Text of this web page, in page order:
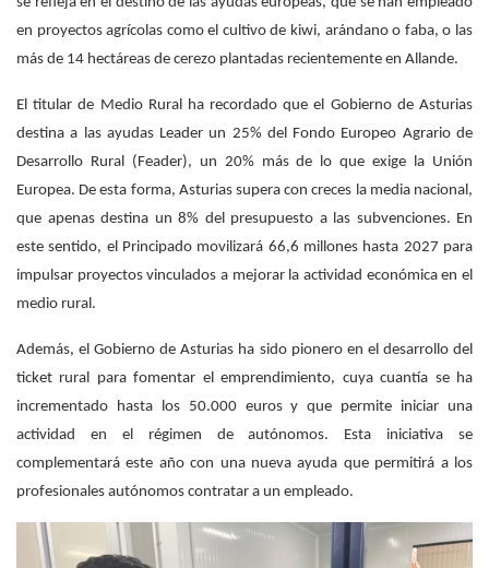
en proyectos agrícolas como el cultivo de kiwi, arándano o faba, o las
más de 14 hectáreas de cerezo plantadas recientemente en Allande.
El titular de Medio Rural ha recordado que el Gobierno de Asturias
destina a las ayudas Leader un 25% del Fondo Europeo Agrario de
Desarrollo Rural (Feader), un 20% más de lo que exige la Unión
Europea. De esta forma, Asturias supera con creces la media nacional,
que apenas destina un 8% del presupuesto a las subvenciones. En
este sentido, el Principado movilizará 66,6 millones hasta 2027 para
impulsar proyectos vinculados a mejorar la actividad económica en el
medio rural.
Además, el Gobierno de Asturias ha sido pionero en el desarrollo del
ticket rural para fomentar el emprendimiento, cuya cuantía se ha
incrementado hasta los 50.000 euros y que permite iniciar una
actividad en el régimen de autónomos. Esta iniciativa se
complementará este año con una nueva ayuda que permitirá a los
profesionales autónomos contratar a un empleado.